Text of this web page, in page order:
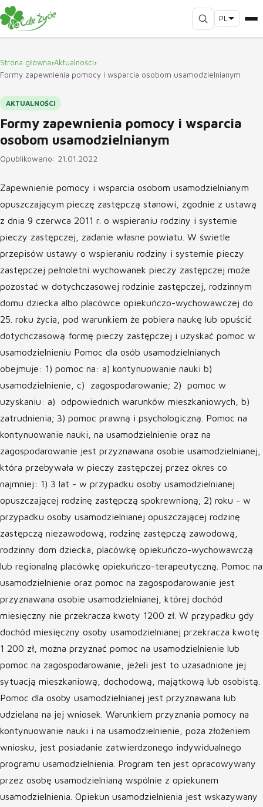
PL
Strona główna›Aktualności›
Formy zapewnienia pomocy i wsparcia osobom usamodzielnianym
AKTUALNOŚCI
Formy zapewnienia pomocy i wsparcia
osobom usamodzielnianym
Opublikowano: 21.01.2022
Zapewnienie pomocy i wsparcia osobom usamodzielnianym
opuszczającym pieczę zastępczą stanowi, zgodnie z ustawą
z dnia 9 czerwca 2011 r. o wspieraniu rodziny i systemie
pieczy zastępczej, zadanie własne powiatu. W świetle
przepisów ustawy o wspieraniu rodziny i systemie pieczy
zastępczej pełnoletni wychowanek pieczy zastępczej może
pozostać w dotychczasowej rodzinie zastępczej, rodzinnym
domu dziecka albo placówce opiekuńczo-wychowawczej do
25. roku życia, pod warunkiem że pobiera naukę lub opuścić
dotychczasową formę pieczy zastępczej i uzyskać pomoc w
usamodzielnieniu Pomoc dla osób usamodzielnianych
obejmuje: 1) pomoc na: a) kontynuowanie nauki b)
usamodzielnienie, c) zagospodarowanie; 2) pomoc w
uzyskaniu: a) odpowiednich warunków mieszkaniowych, b)
zatrudnienia; 3) pomoc prawną i psychologiczną. Pomoc na
kontynuowanie nauki, na usamodzielnienie oraz na
zagospodarowanie jest przyznawana osobie usamodzielnianej,
która przebywała w pieczy zastępczej przez okres co
najmniej: 1) 3 lat - w przypadku osoby usamodzielnianej
opuszczającej rodzinę zastępczą spokrewnioną; 2) roku - w
przypadku osoby usamodzielnianej opuszczającej rodzinę
zastępczą niezawodową, rodzinę zastępczą zawodową,
rodzinny dom dziecka, placówkę opiekuńczo-wychowawczą
lub regionalną placówkę opiekuńczo-terapeutyczną. Pomoc na
usamodzielnienie oraz pomoc na zagospodarowanie jest
przyznawana osobie usamodzielnianej, której dochód
miesięczny nie przekracza kwoty 1200 zł. W przypadku gdy
dochód miesięczny osoby usamodzielnianej przekracza kwotę
1 200 zł, można przyznać pomoc na usamodzielnienie lub
pomoc na zagospodarowanie, jeżeli jest to uzasadnione jej
sytuacją mieszkaniową, dochodową, majątkową lub osobistą.
Pomoc dla osoby usamodzielnianej jest przyznawana lub
udzielana na jej wniosek. Warunkiem przyznania pomocy na
kontynuowanie nauki i na usamodzielnienie, poza złożeniem
wniosku, jest posiadanie zatwierdzonego indywidualnego
programu usamodzielnienia. Program ten jest opracowywany
przez osobę usamodzielnianą wspólnie z opiekunem
usamodzielnienia. Opiekun usamodzielnienia jest wskazywany